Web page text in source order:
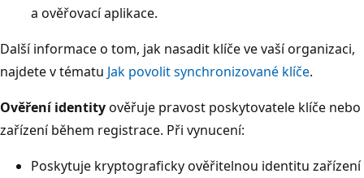
a ověřovací aplikace.
Další informace o tom, jak nasadit klíče ve vaší organizaci,
najdete v tématu Jak povolit synchronizované klíče.
Ověření identityověřuje pravost poskytovatele klíče nebo
zařízení během registrace. Při vynucení:
Poskytuje kryptograficky ověřitelnou identitu zařízení